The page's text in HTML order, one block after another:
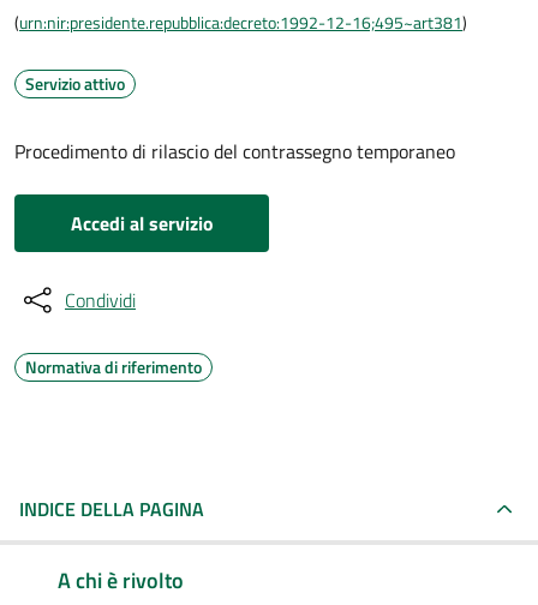
(urn:nir:presidente.repubblica:decreto:1992-12-16;495~art381)
Servizio attivo
Procedimento di rilascio del contrassegno temporaneo
Accedi al servizio
Condividi
Normativa di riferimento
INDICE DELLA PAGINA
A chi è rivolto